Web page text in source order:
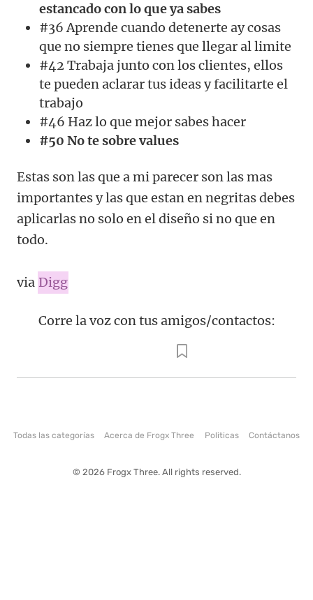
estancado con lo que ya sabes
#36 Aprende cuando detenerte ay cosas
que no siempre tienes que llegar al limite
#42 Trabaja junto con los clientes, ellos
te pueden aclarar tus ideas y facilitarte el
trabajo
#46 Haz lo que mejor sabes hacer
#50 No te sobre values
Estas son las que a mi parecer son las mas
importantes y las que estan en negritas debes
aplicarlas no solo en el diseño si no que en
todo.
via Digg
Corre la voz con tus amigos/contactos:
Todas las categorías Acerca de Frogx Three Politicas Contáctanos
© 2026 Frogx Three. All rights reserved.